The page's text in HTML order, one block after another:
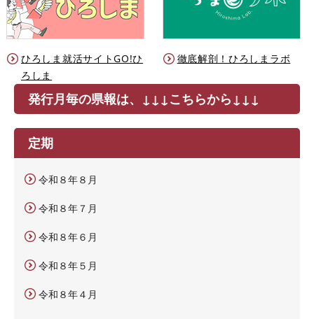
ひろしま就活サイトGO!ひ
ろしま
徹底解剖！ひろしまラボ
発行月毎の県報は、↓↓↓こちらから↓↓↓
定期
令和８年８月
令和８年７月
令和８年６月
令和８年５月
令和８年４月